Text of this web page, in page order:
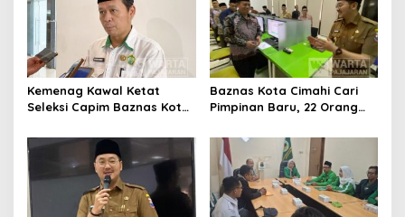
Kemenag Kawal Ketat
Seleksi Capim Baznas Kota
Komisioner Baznas
Berintegritas
Baznas Kota Cimahi Cari
Pimpinan Baru, 22 Orang